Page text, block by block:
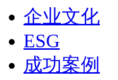
企业文化
ESG
成功案例